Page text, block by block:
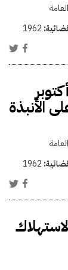
1962
المرسوم الصادر فى 10 أكتوبر
الأنبذة
1962